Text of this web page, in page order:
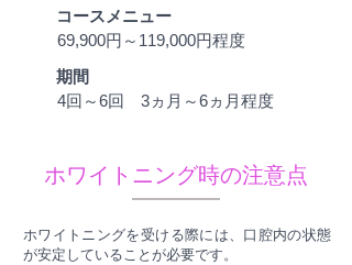
コースメニュー
69,900円～119,000円程度
期間
4回～6回 3ヵ月～6ヵ月程度
ホワイトニング時の注意点
ホワイトニングを受ける際には、口腔内の状態
が安定していることが必要です。